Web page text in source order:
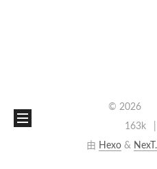
©2026
163k
由 Hexo&